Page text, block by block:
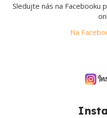
Sledujte nás na Facebooku
Na